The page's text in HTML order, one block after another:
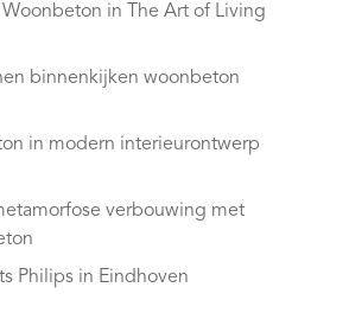
in The Art of Living
binnenkijken woonbeton
in modern interieurontwerp
verbouwing met
Philips in Eindhoven